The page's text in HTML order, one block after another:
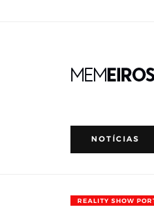
NOTÍCIAS
REALITY SHOW